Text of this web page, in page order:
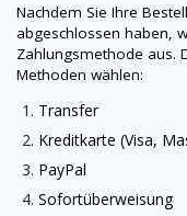
Nachdem Sie Ihre
abgeschlossen haben,
Zahlungsmethode aus.
Methoden wählen:
Transfer
Kreditkarte (Visa,
PayPal
Sofortüberweisung